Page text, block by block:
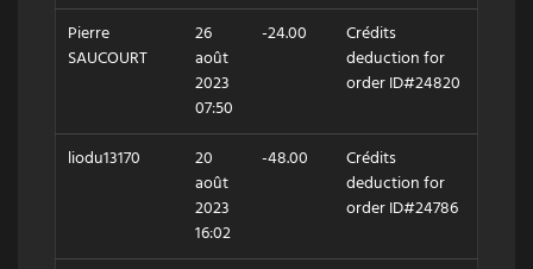
Pierre
SAUCOURT
26
août
2023
07:50
-24.00
Crédits
deduction for
order ID#24820
liodu13170
20
août
2023
16:02
-48.00
Crédits
deduction for
order ID#24786